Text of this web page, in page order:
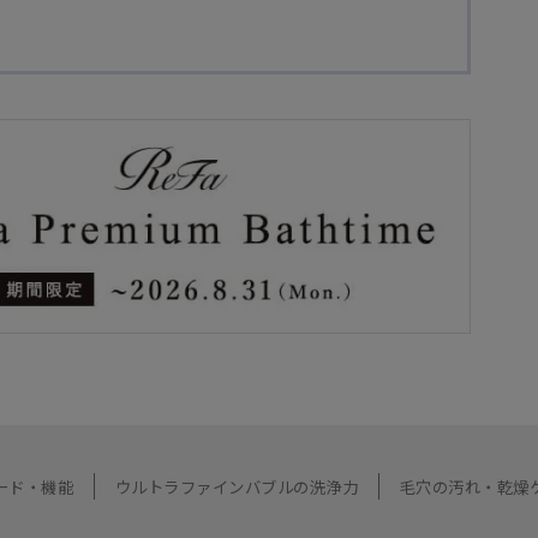
ド・機能 ウルトラファインバブルの洗浄力 毛穴の汚れ・乾燥